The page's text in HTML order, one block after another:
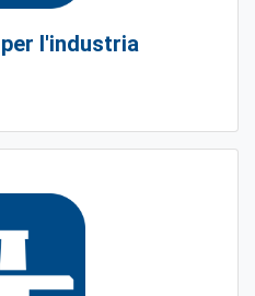
l'industria